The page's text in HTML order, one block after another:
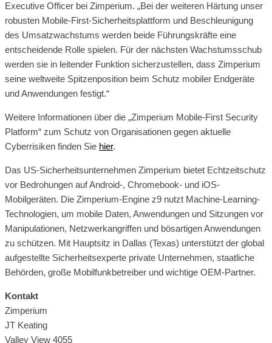
Executive Officer bei Zimperium. „Bei der weiteren Härtung unser
robusten Mobile-First-Sicherheitsplattform und Beschleunigung
des Umsatzwachstums werden beide Führungskräfte eine
entscheidende Rolle spielen. Für der nächsten Wachstumsschub
werden sie in leitender Funktion sicherzustellen, dass Zimperium
seine weltweite Spitzenposition beim Schutz mobiler Endgeräte
und Anwendungen festigt.“
Weitere Informationen über die „Zimperium Mobile-First Security
Platform“ zum Schutz von Organisationen gegen aktuelle
Cyberrisiken finden Sie hier.
Das US-Sicherheitsunternehmen Zimperium bietet Echtzeitschutz
vor Bedrohungen auf Android-, Chromebook- und iOS-
Mobilgeräten. Die Zimperium-Engine z9 nutzt Machine-Learning-
Technologien, um mobile Daten, Anwendungen und Sitzungen vor
Manipulationen, Netzwerkangriffen und bösartigen Anwendungen
zu schützen. Mit Hauptsitz in Dallas (Texas) unterstützt der global
aufgestellte Sicherheitsexperte private Unternehmen, staatliche
Behörden, große Mobilfunkbetreiber und wichtige OEM-Partner.
Kontakt
Zimperium
JT Keating
Valley View 4055